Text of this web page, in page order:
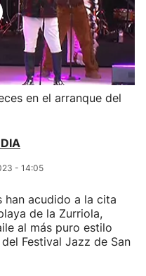
en el arranque del
- 14:05
han acudido a la cita
de la Zurriola,
al más puro estilo
Festival Jazz de San